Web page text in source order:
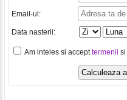
Email-ul:
Data nasterii:
Am inteles si accepttermenii si